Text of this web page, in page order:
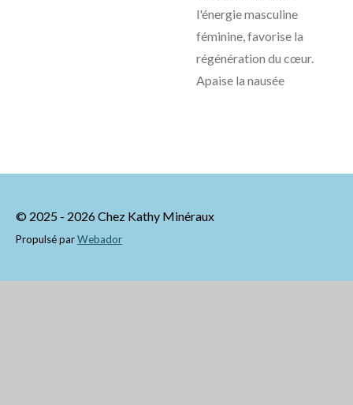
l'énergie masculine
féminine, favorise la
régénération du cœur.
Apaise la nausée
© 2025 - 2026 Chez Kathy Minéraux
Propulsé parWebador